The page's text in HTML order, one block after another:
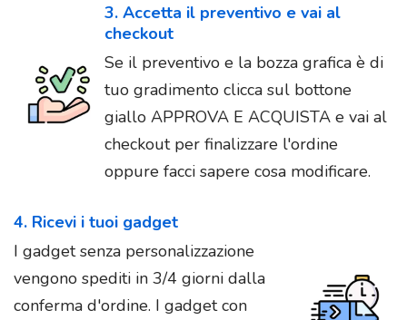
3. Accetta il preventivo e vai al
checkout
Se il preventivo e la bozza grafica è di
tuo gradimento clicca sul bottone
giallo APPROVA E ACQUISTA e vai al
checkout per finalizzare l'ordine
oppure facci sapere cosa modificare.
4. Ricevi i tuoi gadget
I gadget senza personalizzazione
vengono spediti in 3/4 giorni dalla
conferma d'ordine. I gadget con